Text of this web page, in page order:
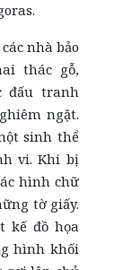
nhà bảo
thác gỗ,
đấu tranh
ngặt.
sinh thể
vi. Khi bị
hình chữ
tờ giấy.
kế đồ họa
hình khối